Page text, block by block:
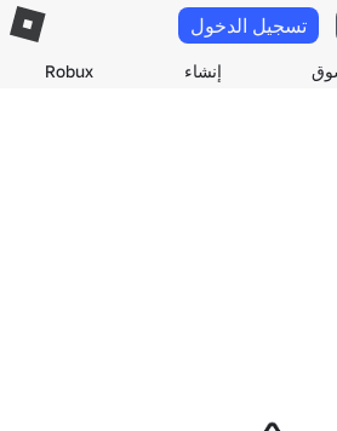
إنشاء Robux
تسجيل الدخول